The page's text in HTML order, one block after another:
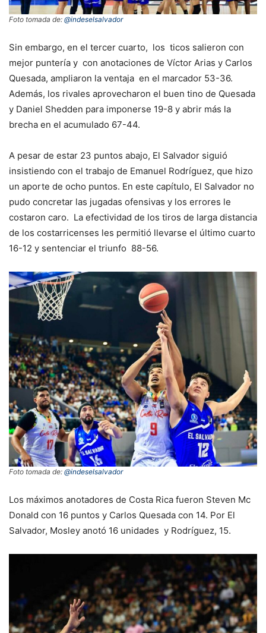
Foto tomada de: @indeselsalvador
Sin embargo, en el tercer cuarto, los ticos salieron con
mejor puntería y con anotaciones de Víctor Arias y Carlos
Quesada, ampliaron la ventaja en el marcador 53-36.
Además, los rivales aprovecharon el buen tino de Quesada
y Daniel Shedden para imponerse 19-8 y abrir más la
brecha en el acumulado 67-44.
A pesar de estar 23 puntos abajo, El Salvador siguió
insistiendo con el trabajo de Emanuel Rodríguez, que hizo
un aporte de ocho puntos. En este capítulo, El Salvador no
pudo concretar las jugadas ofensivas y los errores le
costaron caro. La efectividad de los tiros de larga distancia
de los costarricenses les permitió llevarse el último cuarto
16-12 y sentenciar el triunfo 88-56.
Foto tomada de: @indeselsalvador
Los máximos anotadores de Costa Rica fueron Steven Mc
Donald con 16 puntos y Carlos Quesada con 14. Por El
Salvador, Mosley anotó 16 unidades y Rodríguez, 15.